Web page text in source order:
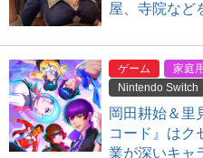
屋、寺院など
ゲーム 家庭
Nintendo Switch
岡田耕始＆里
コード』はク
業が深いキャ